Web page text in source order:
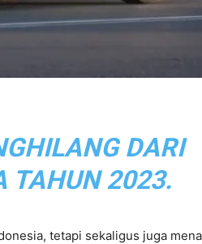
DARI
TAHUN 2023.
tetapi sekaligus juga